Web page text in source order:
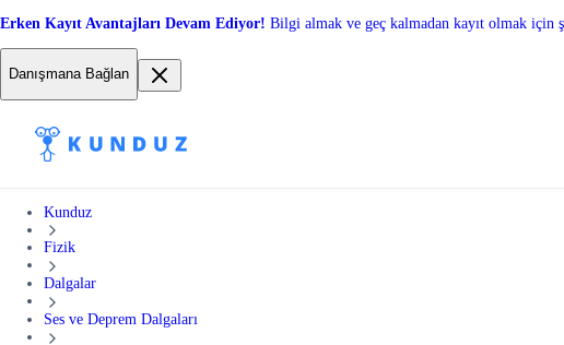
Erken Kayıt Avantajları Devam Ediyor! Bilgi almak ve geç kalmadan kayıt olmak için
Danışmana Bağlan
Kunduz
Fizik
Dalgalar
Ses ve Deprem Dalgaları